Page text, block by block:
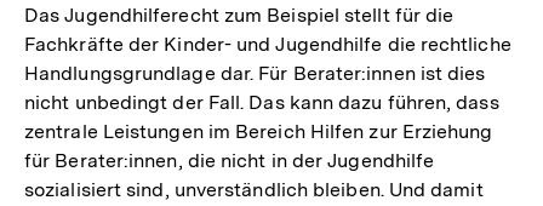
Das Jugendhilferecht zum Beispiel stellt für die
Fachkräfte der Kinder- und Jugendhilfe die rechtliche
Handlungsgrundlage dar. Für Berater:innen ist dies
nicht unbedingt der Fall. Das kann dazu führen, dass
zentrale Leistungen im Bereich Hilfen zur Erziehung
für Berater:innen, die nicht in der Jugendhilfe
sozialisiert sind, unverständlich bleiben. Und damit